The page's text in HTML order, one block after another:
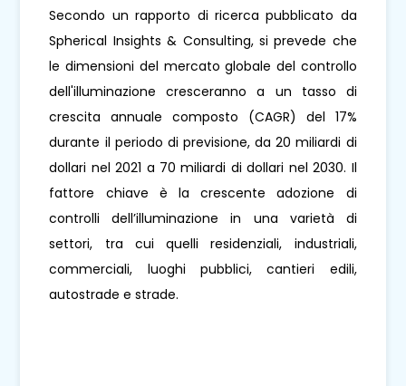
Secondo un rapporto di ricerca pubblicato da
Spherical Insights & Consulting, si prevede che
le dimensioni del mercato globale del controllo
dell'illuminazione cresceranno a un tasso di
crescita annuale composto (CAGR) del 17%
durante il periodo di previsione, da 20 miliardi di
dollari nel 2021 a 70 miliardi di dollari nel 2030. Il
fattore chiave è la crescente adozione di
controlli dell’illuminazione in una varietà di
settori, tra cui quelli residenziali, industriali,
commerciali, luoghi pubblici, cantieri edili,
autostrade e strade.